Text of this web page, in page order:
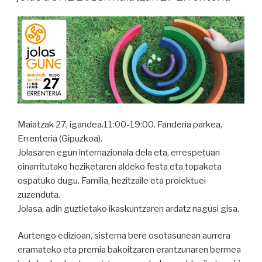
jolasGUNE
ospatuko
du
Errenterian
hezkuntza
aniztasunaren
aldeko
proposamenekin”
Maiatzak 27, igandea.11:00-19:00. Fanderia parkea,
Errenteria (Gipuzkoa).
Jolasaren egun internazionala dela eta, errespetuan
oinarritutako heziketaren aldeko festa eta topaketa
ospatuko dugu. Familia, hezitzaile eta proiektuei
zuzenduta.
Jolasa, adin guztietako ikaskuntzaren ardatz nagusi gisa.
Aurtengo edizioan, sistema bere osotasunean aurrera
eramateko eta premia bakoitzaren erantzunaren bermea